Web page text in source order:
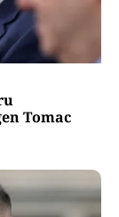
Tomac